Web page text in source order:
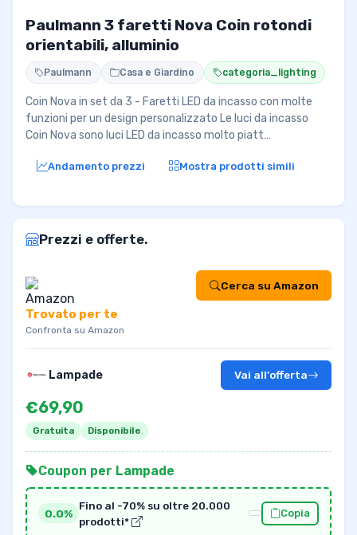
Paulmann 3 faretti Nova Coin rotondi
orientabili, alluminio
Paulmann Casa e Giardino categoria_lighting
Coin Nova in set da 3 - Faretti LED da incasso con molte
funzioni per un design personalizzato Le luci da incasso
Coin Nova sono luci LED da incasso molto piatt…
Andamento prezzi Mostra prodotti simili
Prezzi e offerte.
Trovato per te
Confronta su Amazon
Cerca su Amazon
Lampade
€69,90
Gratuita Disponibile
Vai all'offerta
Coupon per Lampade
0.0%
Fino al -70% su oltre 20.000
prodotti*
Copia